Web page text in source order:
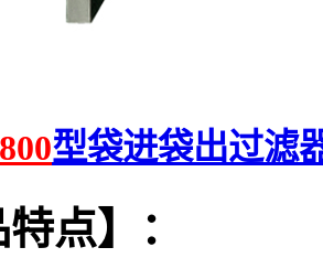
800型袋进袋出过滤
特点】：